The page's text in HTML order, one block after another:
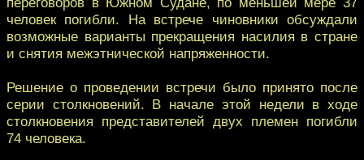
человек погибли. На встрече чиновники обсуждали
возможные варианты прекращения насилия в стране
и снятия межэтнической напряженности.
Решение о проведении встречи было принято после
серии столкновений. В начале этой недели в ходе
столкновения представителей двух племен погибли
74 человека.